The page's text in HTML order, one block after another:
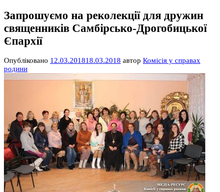
Запрошуємо на реколекції для дружин
священників Самбірсько-Дрогобицької
Єпархії
Опубліковано 12.03.201818.03.2018 автор Комісія у справах
родини